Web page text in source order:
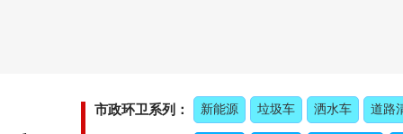
市政环卫系列： 新能源 垃圾车 洒水车 道路